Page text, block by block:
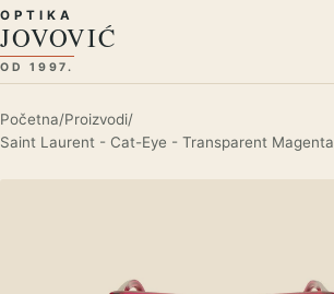
Preskoči na sadržaj
OPTIKA
JOVOVIĆ
OD 1997.
Početna/Proizvodi/
Saint Laurent - Cat-Eye - Transparent Magenta